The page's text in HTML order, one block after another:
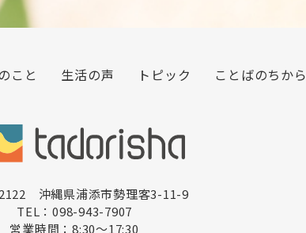
こと 生活の声 トピック ことばのちから
沖縄県浦添市勢理客3-11-9
TEL：098-943-7907
営業時間：8:30〜17:30